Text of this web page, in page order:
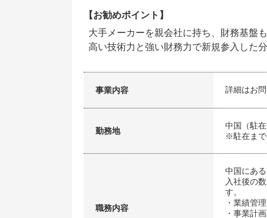
【お勧めポイント】
大手メーカーを親会社に持ち、財務基盤
高い技術力と強い財務力で新規参入した
事業内容 詳細はお問
勤務地
中国（駐
※駐在まで
職務内容
中国にあ
入社後の
す。
・業績管
・事業計